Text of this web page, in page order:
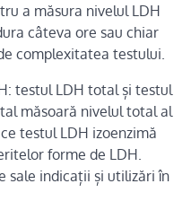
a măsura nivelul LDH
câteva ore sau chiar
complexitatea testului.
testul LDH total și testul
măsoară nivelul total al
testul LDH izoenzimă
forme de LDH.
sale indicații și utilizări în